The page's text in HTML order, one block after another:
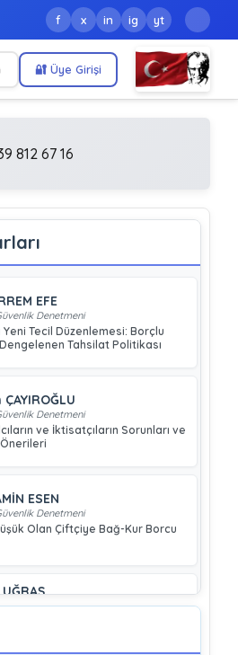
f x in ig yt
🔐 Üye Girişi
812 67 16
EFE
Denetmeni
Yeni Tecil Düzenlemesi: Borçlu
Tahsilat Politikası
Denetmeni
ve İktisatçıların Sorunları ve
ESEN
Denetmeni
Olan Çiftçiye Bağ-Kur Borcu
Denetmeni
Ermenek’te Meydana Gelen
Büyük Endüstriyel Kaza